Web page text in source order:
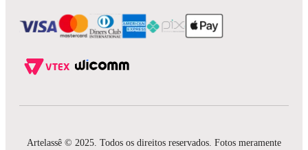
Artelassê © 2025. Todos os direitos reservados. Fotos meramente